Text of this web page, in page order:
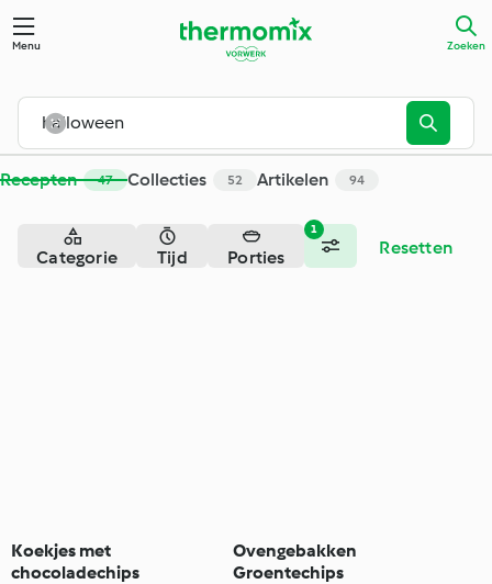
Menu Zoeken
Recepten 47 Collecties 52 Artikelen 94
1
Categorie Tijd Porties Resetten
Koekjes met
chocoladechips
Ovengebakken
Groentechips
Zoeken - Cookidoo® – het officiële Thermomix®-